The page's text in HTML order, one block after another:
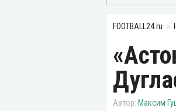
FOOTBALL24.ru
Максим